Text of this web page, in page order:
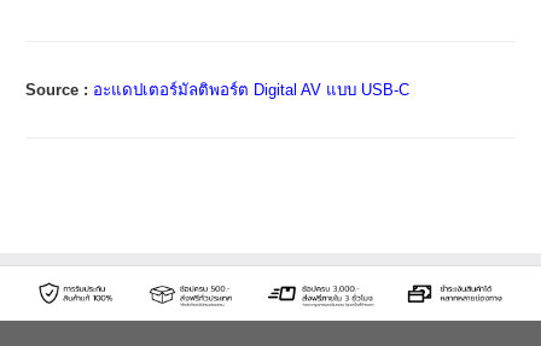
Source : อะแดปเตอร์มัลติพอร์ต Digital AV แบบ USB-C